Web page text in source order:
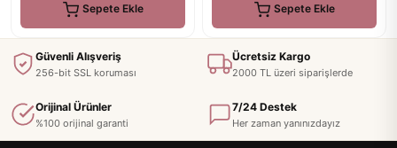
Sepete Ekle Sepete Ekle
Güvenli Alışveriş
256-bit SSL koruması
Ücretsiz Kargo
2000 TL üzeri siparişlerde
Orijinal Ürünler
%100 orijinal garanti
7/24 Destek
Her zaman yanınızdayız